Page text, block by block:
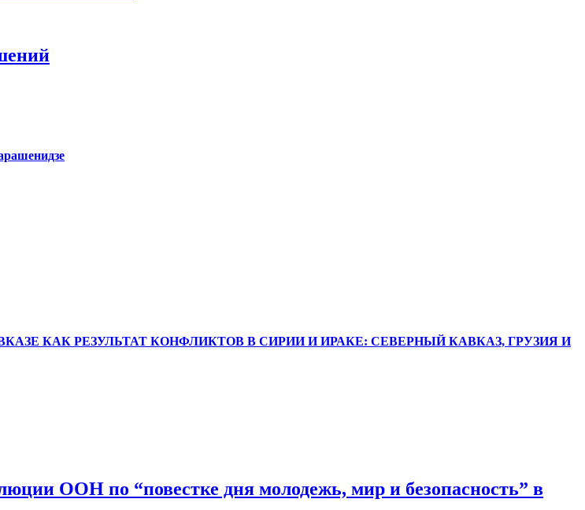
КАК РЕЗУЛЬТАТ КОНФЛИКТОВ В СИРИИ И ИРАКЕ: СЕВЕРНЫЙ КАВКАЗ, ГРУЗИЯ И
ООН по “повестке дня молодежь, мир и безопасность” в